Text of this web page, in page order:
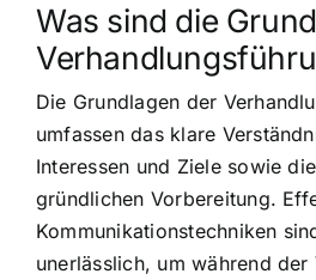
Was sind die
Die Grundlagen der
umfassen das klare
Interessen und Ziele sowie
gründlichen Vorbereitung.
Kommunikationstechniken
unerlässlich, um während der